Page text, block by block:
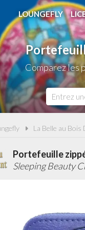
LOUNGEFLY
Comparez les
La Belle au
Portefeuille
Sleeping Beauty